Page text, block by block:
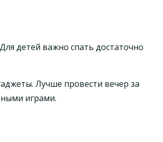
детей важно спать достаточно
Лучше провести вечер за
играми.